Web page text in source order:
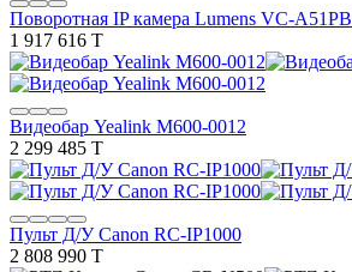
Поворотная IP камера Lumens VC-A51PB
1 917 616 T
Видеобар Yealink M600-0012
2 299 485 T
Пульт Д/У Canon RC-IP1000
2 808 990 T